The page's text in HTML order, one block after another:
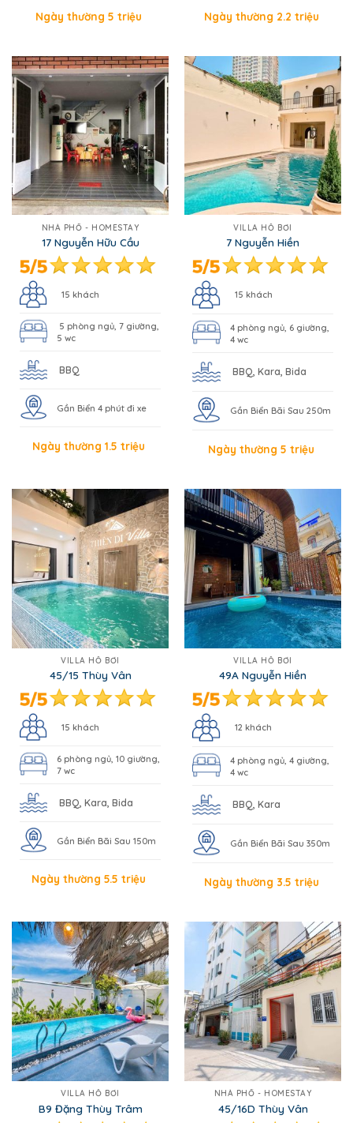
Ngày thường 5 triệu Ngày thường 2.2 triệu
NHÀ PHỐ - HOMESTAY
17 Nguyễn Hữu Cầu
15 khách
5 phòng ngủ, 7 giường,
5 wc
BBQ
Gần Biển 4 phút đi xe
Ngày thường 1.5 triệu
VILLA HỒ BƠI
7 Nguyễn Hiền
15 khách
4 phòng ngủ, 6 giường,
4 wc
BBQ, Kara, Bida
Gần Biển Bãi Sau 250m
Ngày thường 5 triệu
VILLA HỒ BƠI
45/15 Thùy Vân
15 khách
6 phòng ngủ, 10 giường,
7 wc
BBQ, Kara, Bida
Gần Biển Bãi Sau 150m
Ngày thường 5.5 triệu
VILLA HỒ BƠI
49A Nguyễn Hiền
12 khách
4 phòng ngủ, 4 giường,
4 wc
BBQ, Kara
Gần Biển Bãi Sau 350m
Ngày thường 3.5 triệu
VILLA HỒ BƠI
B9 Đặng Thùy Trâm
NHÀ PHỐ - HOMESTAY
45/16D Thùy Vân